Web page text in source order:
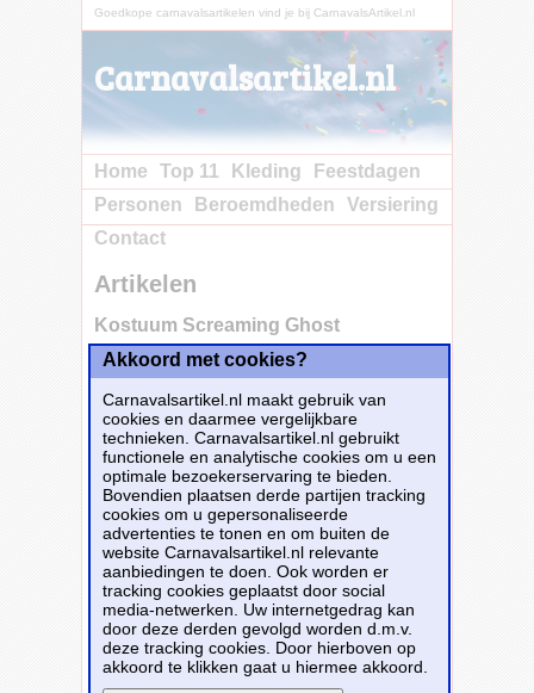
Goedkope carnavalsartikelen vind je bij CarnavalsArtikel.nl
Carnavalsartikel.nl
Home Top 11 Kleding
Feestdagen
Personen
Beroemdheden
Versiering
Contact
Artikelen
Kostuum Screaming Ghost
Akkoord met cookies?
Carnavalsartikel.nl maakt gebruik van
cookies en daarmee vergelijkbare
technieken. Carnavalsartikel.nl gebruikt
functionele en analytische cookies om u een
optimale bezoekerservaring te bieden.
Bovendien plaatsen derde partijen tracking
cookies om u gepersonaliseerde
advertenties te tonen en om buiten de
website Carnavalsartikel.nl relevante
aanbiedingen te doen. Ook worden er
tracking cookies geplaatst door social
media-netwerken. Uw internetgedrag kan
door deze derden gevolgd worden d.m.v.
deze tracking cookies. Door hierboven op
akkoord te klikken gaat u hiermee akkoord.